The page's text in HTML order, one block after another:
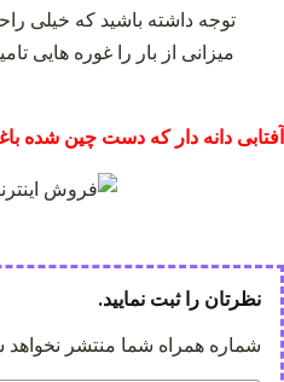
توجه داشته باشید که خیلی
میزانی از بار را غوره‌ هایی
آفتابی دانه دار که دست چین شده
نظرتان را ثبت نمایید.
شماره همراه شما منتشر نخواهد